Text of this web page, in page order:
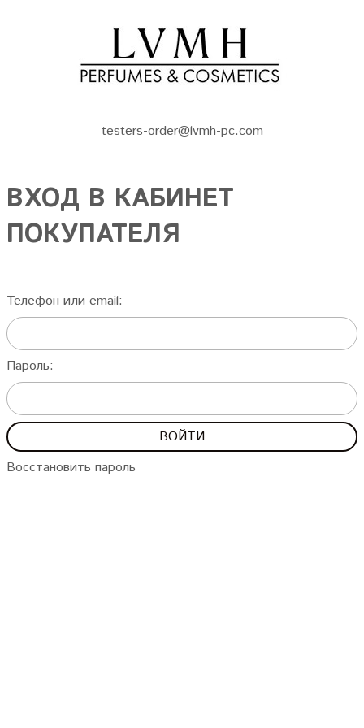
testers-order@lvmh-pc.com
ВХОД В КАБИНЕТ
ПОКУПАТЕЛЯ
Телефон или email:
Пароль:
Восстановить пароль